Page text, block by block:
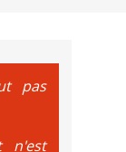
pas
n'est